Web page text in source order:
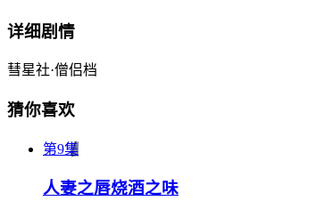
详细剧情
彗星社·僧侣档
猜你喜欢
第9集
人妻之唇烧酒之味